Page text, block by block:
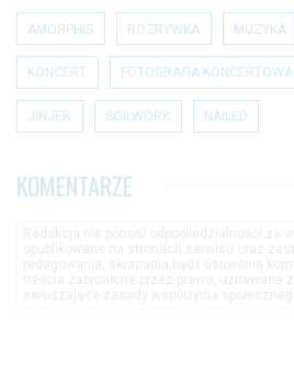
AMORPHIS ROZRYWKA MUZYKA
KONCERT FOTOGRAFIA KONCERTOWA
JINJER SOILWORK NAILED
KOMENTARZE